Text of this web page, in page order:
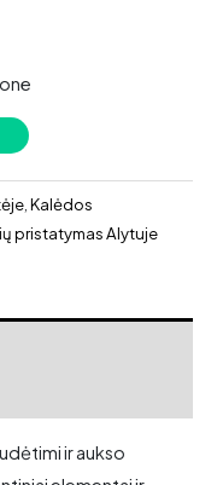
Kalėdos
pristatymas Alytuje
ir aukso